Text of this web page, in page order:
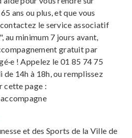
ans ou plus, et que vous
le service associatif
au minimum 7 jours avant,
gratuit par
! Appelez le 01 85 74 75
de 14h à 18h, ou remplissez
cette page :
et des Sports de la Ville de